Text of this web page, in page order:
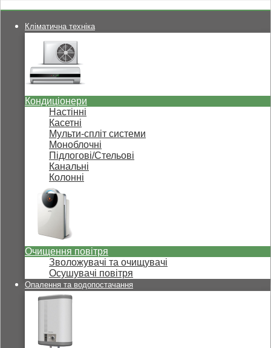
Кліматична техніка
Кондиціонери
Настінні
Касетні
Мульти-спліт системи
Моноблочні
Підлогові/Стельові
Канальні
Колонні
Очищення повітря
Зволожувачі та очищувачі
Осушувачі повітря
Опалення та водопостачання